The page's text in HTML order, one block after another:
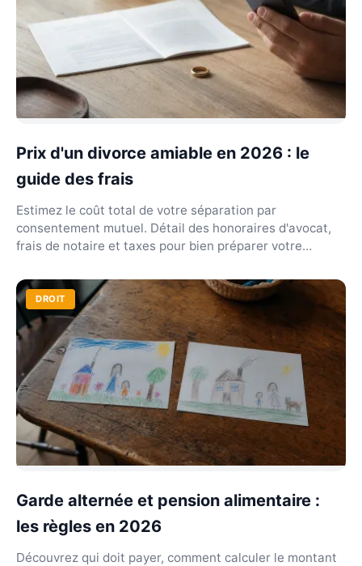
Prix d'un divorce amiable en 2026 : le
guide des frais
Estimez le coût total de votre séparation par
consentement mutuel. Détail des honoraires d'avocat,
frais de notaire et taxes pour bien préparer votre
DROIT
Garde alternée et pension alimentaire :
les règles en 2026
Découvrez qui doit payer, comment calculer le montant